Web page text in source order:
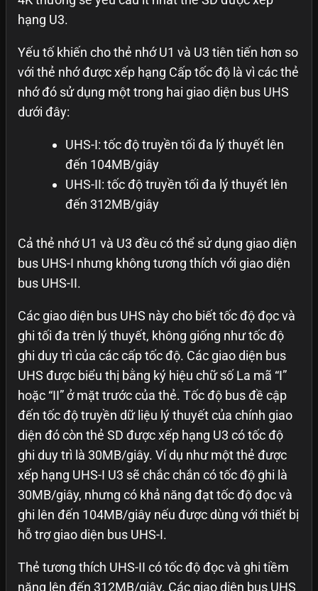
hạng U3.
Yếu tố khiến cho thẻ nhớ U1 và U3 tiên tiến hơn so
với thẻ nhớ được xếp hạng Cấp tốc độ là vì các thẻ
nhớ đó sử dụng một trong hai giao diện bus UHS
dưới đây:
UHS-I: tốc độ truyền tối đa lý thuyết lên
đến 104MB/giây
UHS-II: tốc độ truyền tối đa lý thuyết lên
đến 312MB/giây
Cả thẻ nhớ U1 và U3 đều có thể sử dụng giao diện
bus UHS-I nhưng không tương thích với giao diện
bus UHS-II.
Các giao diện bus UHS này cho biết tốc độ đọc và
ghi tối đa trên lý thuyết, không giống như tốc độ
ghi duy trì của các cấp tốc độ. Các giao diện bus
UHS được biểu thị bằng ký hiệu chữ số La mã “I”
hoặc “II” ở mặt trước của thẻ. Tốc độ bus đề cập
đến tốc độ truyền dữ liệu lý thuyết của chính giao
diện đó còn thẻ SD được xếp hạng U3 có tốc độ
ghi duy trì là 30MB/giây. Ví dụ như một thẻ được
xếp hạng UHS-I U3 sẽ chắc chắn có tốc độ ghi là
30MB/giây, nhưng có khả năng đạt tốc độ đọc và
ghi lên đến 104MB/giây nếu được dùng với thiết bị
hỗ trợ giao diện bus UHS-I.
Thẻ tương thích UHS-II có tốc độ đọc và ghi tiềm
năng lên đến 312MB/giây. Các giao diện bus UHS